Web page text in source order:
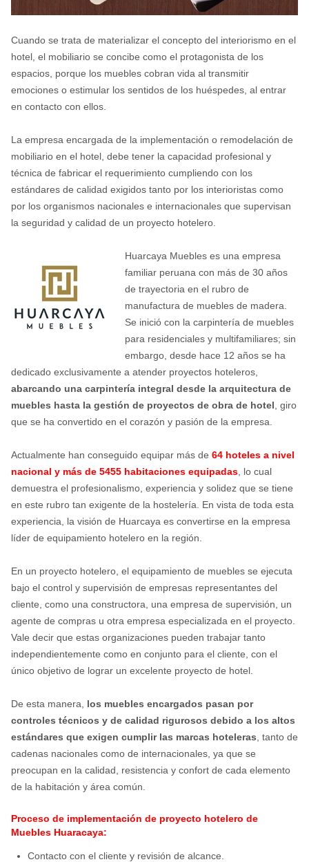
Cuando se trata de materializar el concepto del interiorismo en el
hotel, el mobiliario se concibe como el protagonista de los
espacios, porque los muebles cobran vida al transmitir
emociones o estimular los sentidos de los huéspedes, al entrar
en contacto con ellos.
La empresa encargada de la implementación o remodelación de
mobiliario en el hotel, debe tener la capacidad profesional y
técnica de fabricar el requerimiento cumpliendo con los
estándares de calidad exigidos tanto por los interioristas como
por los organismos nacionales e internacionales que supervisan
la seguridad y calidad de un proyecto hotelero.
Huarcaya Muebles es una empresa
familiar peruana con más de 30 años
de trayectoria en el rubro de
manufactura de muebles de madera.
Se inició con la carpintería de muebles
para residenciales y multifamiliares; sin
embargo, desde hace 12 años se ha
dedicado exclusivamente a atender proyectos hoteleros,
abarcando una carpintería integral desde la arquitectura de
muebles hasta la gestión de proyectos de obra de hotel , giro
que se ha convertido en el corazón y pasión de la empresa.
Actualmente han conseguido equipar más de 64 hoteles a nivel
nacional y más de 5455 habitaciones equipadas, lo cual
demuestra el profesionalismo, experiencia y solidez que se tiene
en este rubro tan exigente de la hostelería. En vista de toda esta
experiencia, la visión de Huarcaya es convertirse en la empresa
líder de equipamiento hotelero en la región.
En un proyecto hotelero, el equipamiento de muebles se ejecuta
bajo el control y supervisión de empresas representantes del
cliente, como una constructora, una empresa de supervisión, un
agente de compras u otra empresa especializada en el proyecto.
Vale decir que estas organizaciones pueden trabajar tanto
independientemente como en conjunto para el cliente, con el
único objetivo de lograr un excelente proyecto de hotel.
De esta manera, los muebles encargados pasan por
controles técnicos y de calidad rigurosos debido a los altos
estándares que exigen cumplir las marcas hoteleras , tanto de
cadenas nacionales como de internacionales, ya que se
preocupan en la calidad, resistencia y confort de cada elemento
de la habitación y área común.
Proceso de implementación de proyecto hotelero de
Muebles Huaracaya:
Contacto con el cliente y revisión de alcance.